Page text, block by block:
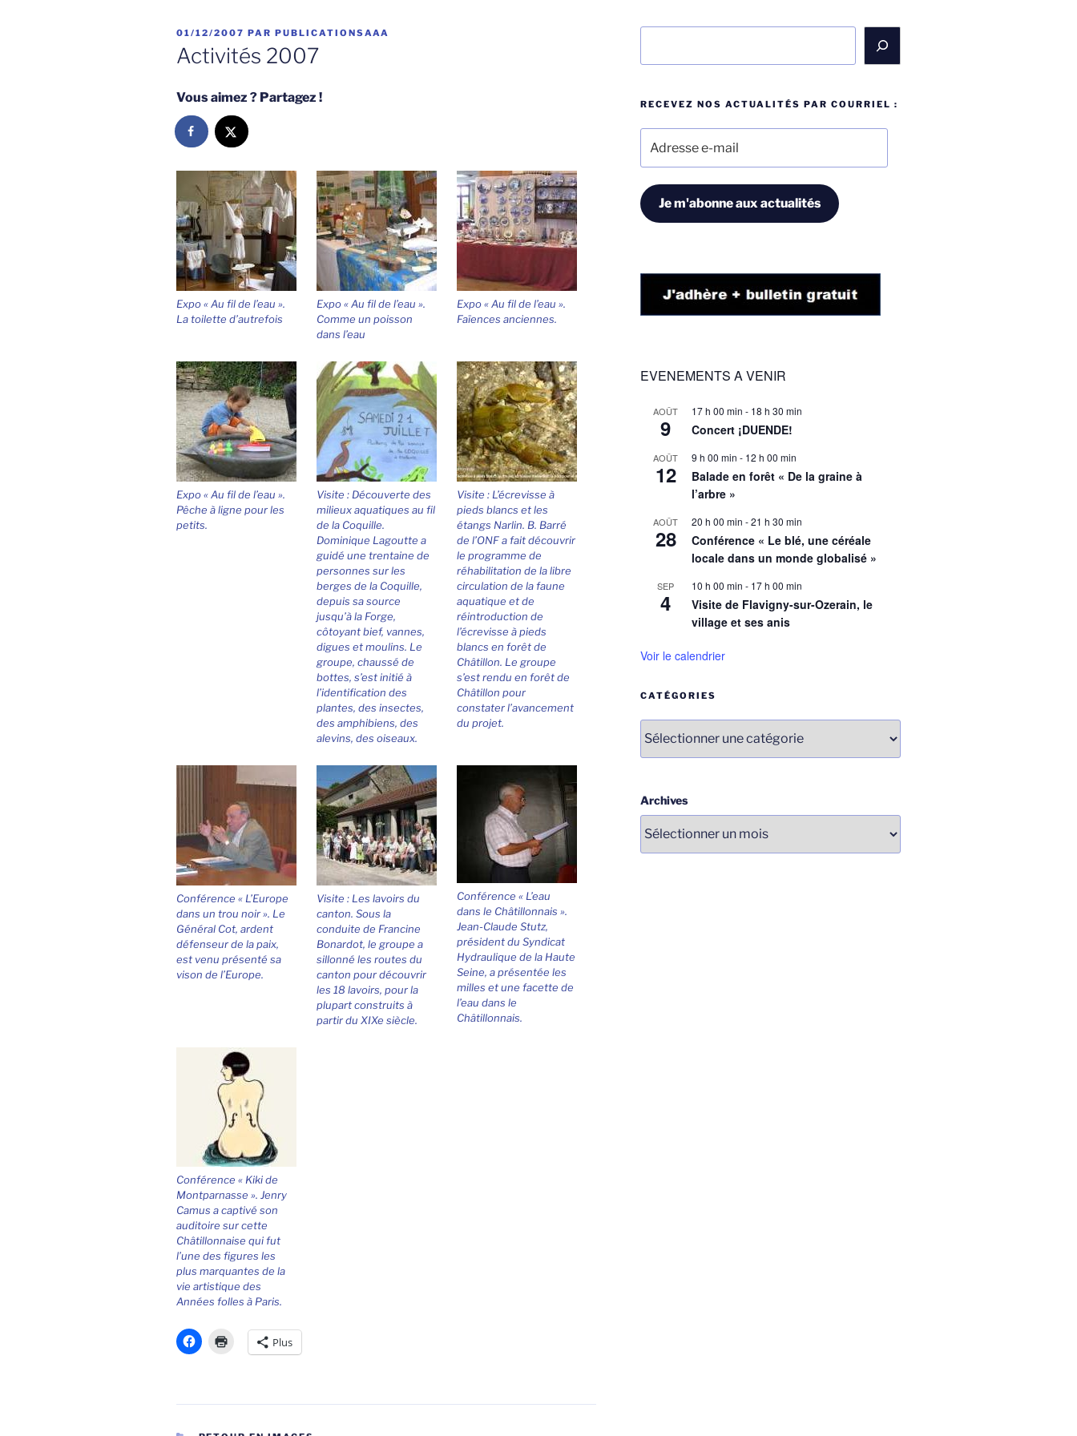
PUBLIÉ
LE
01/12/2007 PAR PUBLICATIONSAAA
Activités 2007
Vous aimez ? Partagez !
Expo « Au fil de l’eau ».
La toilette d’autrefois
Expo « Au fil de l’eau ».
Comme un poisson
dans l’eau
Expo « Au fil de l’eau ».
Faïences anciennes.
Expo « Au fil de l’eau ».
Pêche à ligne pour les
petits.
Visite : Découverte des
milieux aquatiques au fil
de la Coquille.
Dominique Lagoutte a
guidé une trentaine de
personnes sur les
berges de la Coquille,
depuis sa source
jusqu’à la Forge,
côtoyant bief, vannes,
digues et moulins. Le
groupe, chaussé de
bottes, s’est initié à
l’identification des
plantes, des insectes,
des amphibiens, des
alevins, des oiseaux.
Visite : L’écrevisse à
pieds blancs et les
étangs Narlin. B. Barré
de l’ONF a fait découvrir
le programme de
réhabilitation de la libre
circulation de la faune
aquatique et de
réintroduction de
l’écrevisse à pieds
blancs en forêt de
Châtillon. Le groupe
s’est rendu en forêt de
Châtillon pour
constater l’avancement
du projet.
Conférence « L’Europe
dans un trou noir ». Le
Général Cot, ardent
défenseur de la paix,
est venu présenté sa
vison de l’Europe.
Visite : Les lavoirs du
canton. Sous la
conduite de Francine
Bonardot, le groupe a
sillonné les routes du
canton pour découvrir
les 18 lavoirs, pour la
plupart construits à
partir du XIXe siècle.
Conférence « L’eau
dans le Châtillonnais ».
Jean-Claude Stutz,
président du Syndicat
Hydraulique de la Haute
Seine, a présentée les
milles et une facette de
l’eau dans le
Châtillonnais.
Conférence « Kiki de
Montparnasse ». Jenry
Camus a captivé son
auditoire sur cette
Châtillonnaise qui fut
l’une des figures les
plus marquantes de la
vie artistique des
Années folles à Paris.
Plus
RECEVEZ NOS ACTUALITÉS PAR COURRIEL :
mail
Je m'abonne aux actualités
EVENEMENTS A VENIR
AOÛT
9
17 h 00 min - 18 h 30 min
Concert ¡DUENDE!
AOÛT
12
9 h 00 min - 12 h 00 min
Balade en forêt « De la graine à
l’arbre »
AOÛT
28
20 h 00 min -21 h 30 min
Conférence « Le blé, une céréale
locale dans un monde globalisé »
SEP
4
10 h 00 min - 17 h 00 min
Visite de Flavigny-sur-Ozerain, le
village et ses anis
Voir le calendrier
CATÉGORIES
Archives